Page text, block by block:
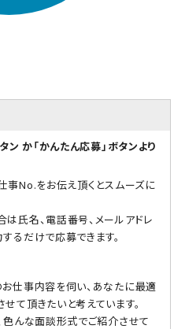
か「かんたん応募」ボタンより
事No.をお伝え頂くとスムーズに
氏名、電話番号、メールアドレ
るだけで応募できます。
仕事内容を伺い、あなたに最適
て頂きたいと考えています。
色んな面談形式でご紹介させて